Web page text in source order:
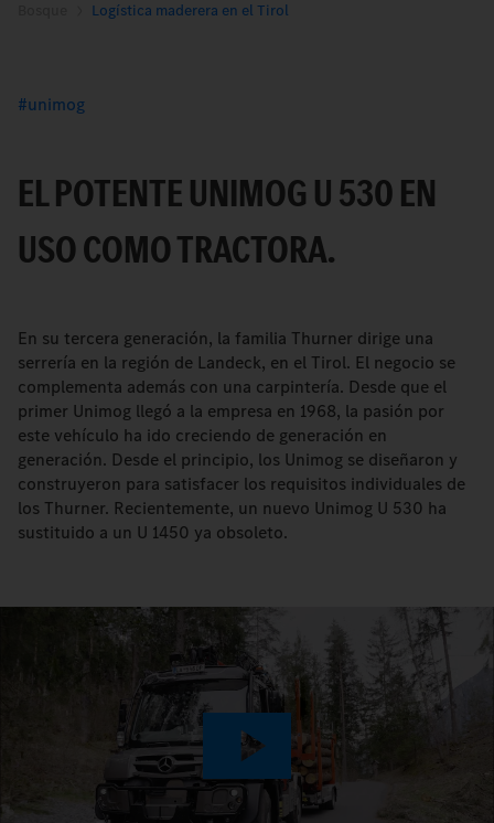
Logística maderera en el Tirol
unimog
EL POTENTE UNIMOG U 530 EN
USO COMO TRACTORA.
En su tercera generación, la familia Thurner dirige una
serrería en la región de Landeck, en el Tirol. El negocio se
complementa además con una carpintería. Desde que el
primer Unimog llegó a la empresa en 1968, la pasión por
este vehículo ha ido creciendo de generación en
generación. Desde el principio, los Unimog se diseñaron y
construyeron para satisfacer los requisitos individuales de
los Thurner. Recientemente, un nuevo Unimog U 530 ha
sustituido a un U 1450 ya obsoleto.
Play